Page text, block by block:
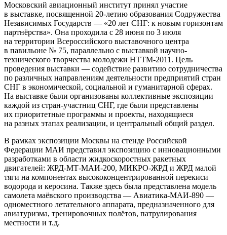
Московский авиационный институт принял участие
в выставке, посвященной 20-летию образования Содружества
Независимых Государств — «20 лет СНГ: к новым горизонтам
партнёрства». Она проходила с 28 июня по 3 июля
на территории Всероссийского выставочного центра
в павильоне № 75, параллельно с выставкой научно-
технического творчества молодежи НТТМ-2011. Цель
проведения выставки — содействие развитию сотрудничества
по различных направлениям деятельности предприятий стран
СНГ в экономической, социальной и гуманитарной сферах.
На выставке были организованы коллективные экспозиции
каждой из стран-участниц СНГ, где были представлены
их приоритетные программы и проекты, находящиеся
на разных этапах реализации, и центральный общий раздел.
В рамках экспозиции Москвы на стенде Российской
Федерации МАИ представил экспозицию с инновационными
разработками в области жидкоскоростных ракетных
двигателей: ЖРД-МТ-МАИ-200, МИКРО-ЖРД и ЖРД малой
тяги на компонентах высококонцентрированной перекиси
водорода и керосина. Также здесь была представлена модель
самолета маёвского производства — Авиатика-МАИ-890 —
одноместного летательного аппарата, предназначенного для
авиатуризма, тренировочных полётов, патрулирования
местности и т.д.